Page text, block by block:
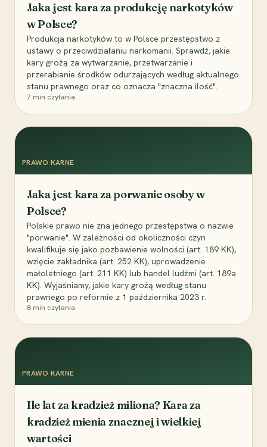
Jaka jest kara za produkcję narkotyków
w Polsce?
Produkcja narkotyków to w Polsce przestępstwo z
ustawy o przeciwdziałaniu narkomanii. Sprawdź, jakie
kary grożą za wytwarzanie, przetwarzanie i
przerabianie środków odurzających według aktualnego
stanu prawnego oraz co oznacza "znaczna ilość".
7 min czytania
PRAWO KARNE
Jaka jest kara za porwanie osoby w
Polsce?
Polskie prawo nie zna jednego przestępstwa o nazwie
"porwanie". W zależności od okoliczności czyn
kwalifikuje się jako pozbawienie wolności (art. 189 KK),
wzięcie zakładnika (art. 252 KK), uprowadzenie
małoletniego (art. 211 KK) lub handel ludźmi (art. 189a
KK). Wyjaśniamy, jakie kary grożą według stanu
prawnego po reformie z 1 października 2023 r.
8 min czytania
PRAWO KARNE
Ile lat za kradzież miliona? Kara za
kradzież mienia znacznej i wielkiej
wartości